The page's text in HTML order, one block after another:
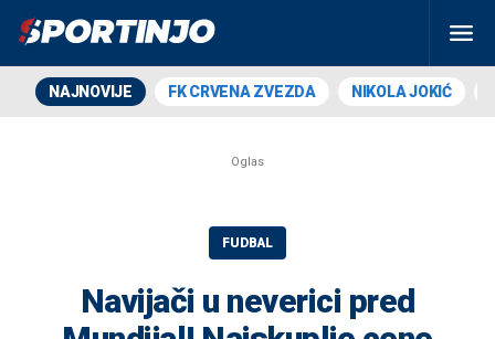
NAJNOVIJE FK CRVENA ZVEZDA NIKOLA JOKIĆ
FUDBAL
Navijači u neverici pred